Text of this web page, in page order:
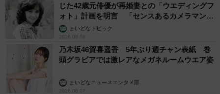
じた42歳元俳優が再婚妻との「ウエディングフ
ォト」計画を明言 「センスあるカメラマン求
む」まいどなトピック
2026.08.08
乃木坂46賀喜遥香 5年ぶり週チャン表紙 巻
頭グラビアでは激レアなメガネルームウエア姿
まいどなニュースエンタメ部
2026.08.07